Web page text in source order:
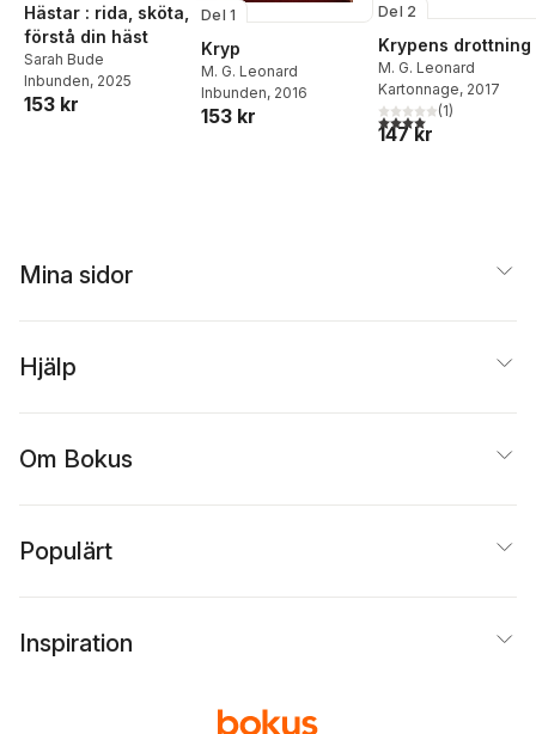
Hästar : rida, sköta,
förstå din häst
Sarah Bude
Inbunden, 2025
153 kr
Del 1
Kryp
M. G. Leonard
Inbunden, 2016
153 kr
Del 2
Krypens drottning
M. G. Leonard
Kartonnage, 2017
4,0utav 5 stjärnor.
(1)
147 kr
Mina sidor
Hjälp
Om Bokus
Populärt
Inspiration